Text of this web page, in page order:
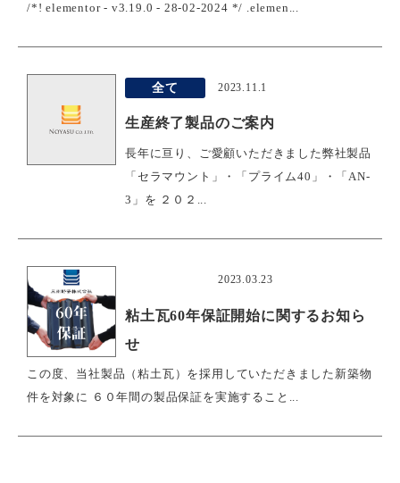
/*! elementor - v3.19.0 - 28-02-2024 */ .elemen...
全て 2023.11.1
生産終了製品のご案内
長年に亘り、ご愛顧いただきました弊社製品
「セラマウント」・「プライム40」・「AN-
3」を ２０２...
2023.03.23
粘土瓦60年保証開始に関するお知ら
せ
この度、当社製品（粘土瓦）を採用していただきました新築物
件を対象に ６０年間の製品保証を実施すること...